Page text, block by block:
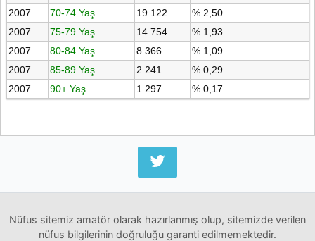
2007
70-74 Yaş 19.122
% 2,50
2007
75-79 Yaş 14.754
% 1,93
2007
80-84 Yaş 8.366
% 1,09
2007
85-89 Yaş 2.241
% 0,29
2007
90+ Yaş 1.297 % 0,17
Nüfus sitemiz amatör olarak hazırlanmış olup, sitemizde verilen
nüfus bilgilerinin doğruluğu garanti edilmemektedir.